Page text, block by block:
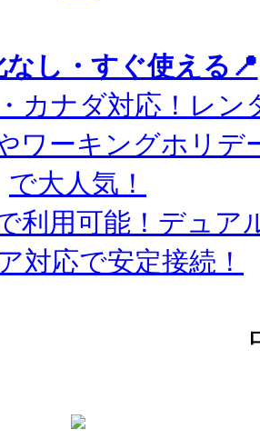
なし・すぐ使える📍
カナダ対応！レン
ワーキングホリデ
で大人気！
利用可能！デュア
対応で安定接続！